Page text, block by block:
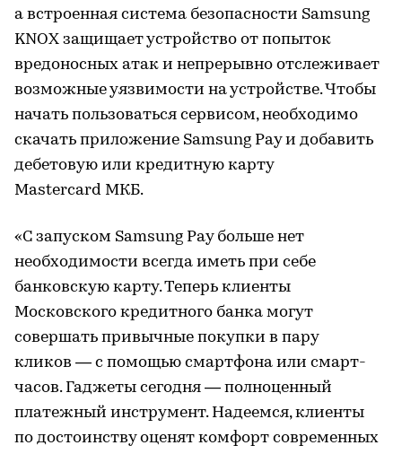
а встроенная система безопасности Samsung
KNOX защищает устройство от попыток
вредоносных атак и непрерывно отслеживает
возможные уязвимости на устройстве. Чтобы
начать пользоваться сервисом, необходимо
скачать приложение Samsung Pay и добавить
дебетовую или кредитную карту
Mastercard МКБ.
«С запуском Samsung Pay больше нет
необходимости всегда иметь при себе
банковскую карту. Теперь клиенты
Московского кредитного банка могут
совершать привычные покупки в пару
кликов — с помощью смартфона или смарт-
часов. Гаджеты сегодня — полноценный
платежный инструмент. Надеемся, клиенты
по достоинству оценят комфорт современных